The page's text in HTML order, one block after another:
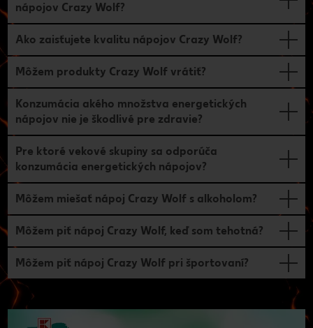
nápojov Crazy Wolf?
Ako zaisťujete kvalitu nápojov Crazy Wolf?
Môžem produkty Crazy Wolf vrátiť?
Konzumácia akého množstva energetických
nápojov nie je škodlivé pre zdravie?
Pre ktoré vekové skupiny sa odporúča
konzumácia energetických nápojov?
Môžem miešať nápoj Crazy Wolf s alkoholom?
Môžem piť nápoj Crazy Wolf, keď som tehotná?
Môžem piť nápoj Crazy Wolf pri športovaní?